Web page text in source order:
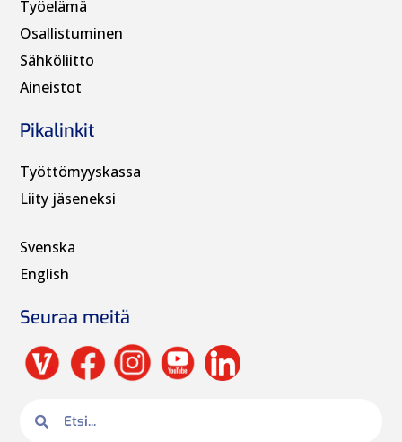
Työelämä
Osallistuminen
Sähköliitto
Aineistot
Pikalinkit
Työttömyyskassa
Liity jäseneksi
Svenska
English
Seuraa meitä